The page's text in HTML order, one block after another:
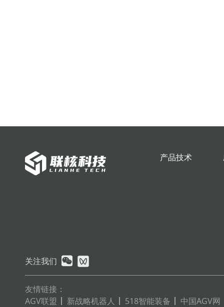
产品技术
关注我们
友情链接：
AGV联盟
新战略机器人 518智能装备 中国AGV网